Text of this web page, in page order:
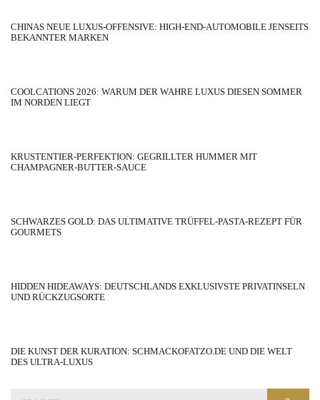
CHINAS NEUE LUXUS-OFFENSIVE: HIGH-END-AUTOMOBILE JENSEITS
BEKANNTER MARKEN
COOLCATIONS 2026: WARUM DER WAHRE LUXUS DIESEN SOMMER
IM NORDEN LIEGT
KRUSTENTIER-PERFEKTION: GEGRILLTER HUMMER MIT
CHAMPAGNER-BUTTER-SAUCE
SCHWARZES GOLD: DAS ULTIMATIVE TRÜFFEL-PASTA-REZEPT FÜR
GOURMETS
HIDDEN HIDEAWAYS: DEUTSCHLANDS EXKLUSIVSTE PRIVATINSELN
UND RÜCKZUGSORTE
DIE KUNST DER KURATION: SCHMACKOFATZO.DE UND DIE WELT
DES ULTRA-LUXUS